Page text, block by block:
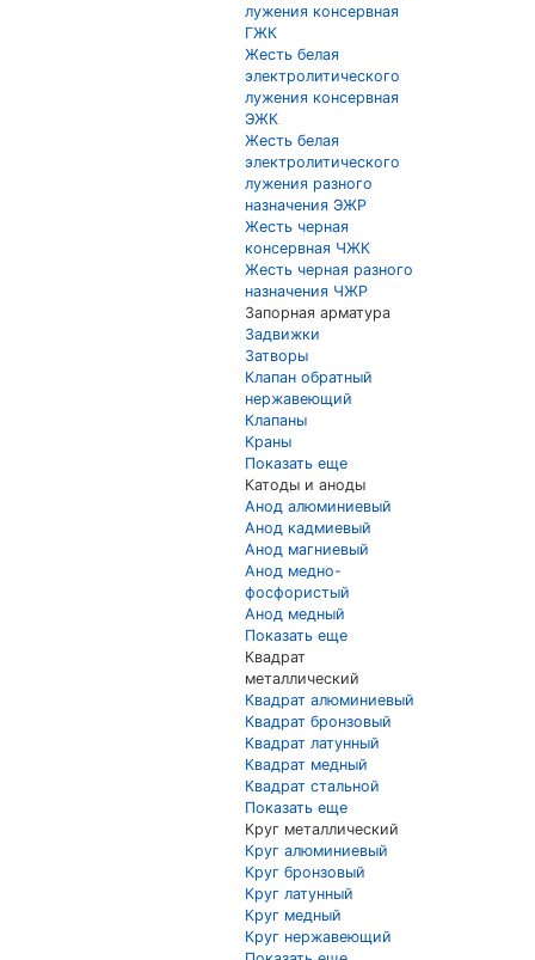
лужения консервная
ГЖК
Жесть белая
электролитического
лужения консервная
ЭЖК
Жесть белая
электролитического
лужения разного
назначения ЭЖР
Жесть черная
консервная ЧЖК
Жесть черная разного
назначения ЧЖР
Запорная арматура
Задвижки
Затворы
Клапан обратный
нержавеющий
Клапаны
Краны
Показать еще
Катоды и аноды
Анод алюминиевый
Анод кадмиевый
Анод магниевый
Анод медно-
фосфористый
Анод медный
Показать еще
Квадрат
металлический
Квадрат алюминиевый
Квадрат бронзовый
Квадрат латунный
Квадрат медный
Квадрат стальной
Показать еще
Круг металлический
Круг алюминиевый
Круг бронзовый
Круг латунный
Круг медный
Круг нержавеющий